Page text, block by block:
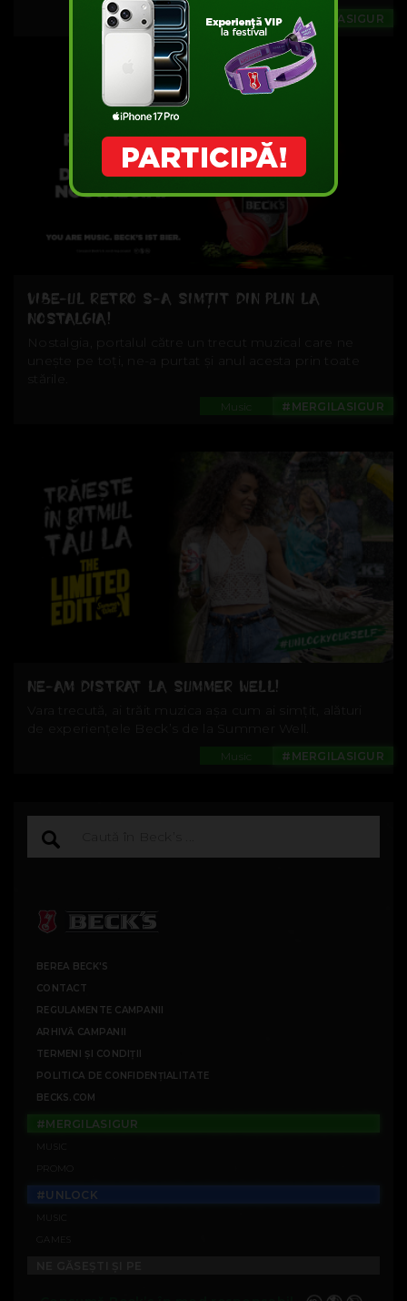
#MERGILASIGUR
Music
VIBE-UL RETRO S-A SIMȚIT DIN PLIN LA
NOSTALGIA!
Nostalgia, portalul către un trecut muzical care ne
unește pe toți, ne-a purtat și anul acesta prin toate
stările.
#MERGILASIGUR
Music
NE-AM DISTRAT LA SUMMER WELL!
Vara trecută, ai trăit muzica așa cum ai simțit, alături
de experiențele Beck’s de la Summer Well.
#MERGILASIGUR
Music
BEREA BECK'S
CONTACT
REGULAMENTE CAMPANII
ARHIVĂ CAMPANII
TERMENI ȘI CONDIȚII
POLITICA DE CONFIDENȚIALITATE
BECKS.COM
#MERGILASIGUR
#UNLOCK
GAMES